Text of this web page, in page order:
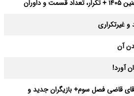
داوران
غیرتکراری
آن
آورد!
قاضی فصل سوم+ بازیگران جدید و